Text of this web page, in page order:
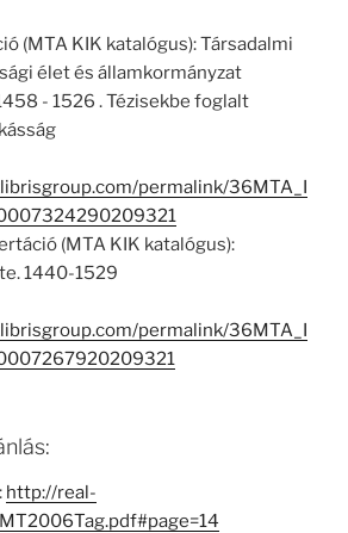
(MTA KIK katalógus): Társadalmi
élet és államkormányzat
- 1526 . Tézisekbe foglalt
permalink/36MTA_I
(MTA KIK katalógus):
1440-1529
permalink/36MTA_I
http://real-